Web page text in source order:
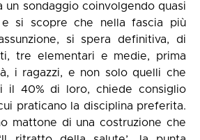
un sondaggio coinvolgendo quasi
si scopre che nella fascia più
si spera definitiva, di
tre elementari e medie, prima
i ragazzi, e non solo quelli che
il 40% di loro, chiede consiglio
praticano la disciplina preferita.
mattone di una costruzione che